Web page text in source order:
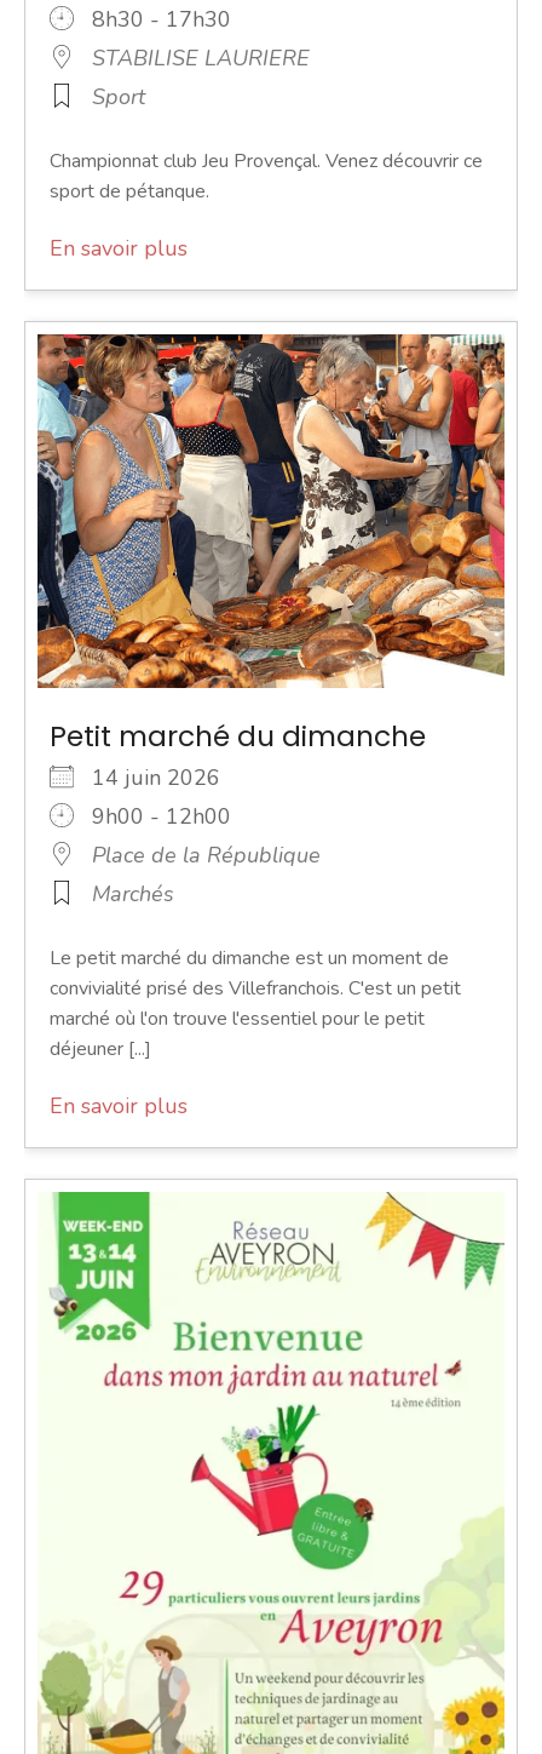
8h30 - 17h30
STABILISE LAURIERE
Sport
Championnat club Jeu Provençal. Venez découvrir ce
sport de pétanque.
En savoir plus
Petit marché du dimanche
14 juin 2026
9h00 - 12h00
Place de la République
Marchés
Le petit marché du dimanche est un moment de
convivialité prisé des Villefranchois. C'est un petit
marché où l'on trouve l'essentiel pour le petit
déjeuner [...]
En savoir plus